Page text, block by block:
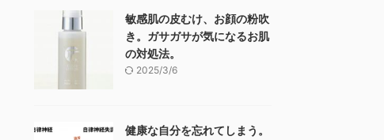
敏感肌の皮むけ、お顔の粉吹
き。ガサガサが気になるお肌
の対処法。
2025/3/6
健康な自分を忘れてしまう。